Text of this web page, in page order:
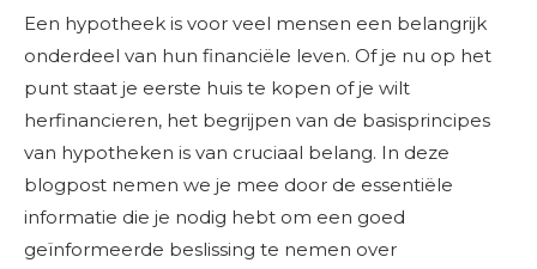
Een hypotheek is voor veel mensen een belangrijk
onderdeel van hun financiële leven. Of je nu op het
punt staat je eerste huis te kopen of je wilt
herfinancieren, het begrijpen van de basisprincipes
van hypotheken is van cruciaal belang. In deze
blogpost nemen we je mee door de essentiële
informatie die je nodig hebt om een goed
geïnformeerde beslissing te nemen over